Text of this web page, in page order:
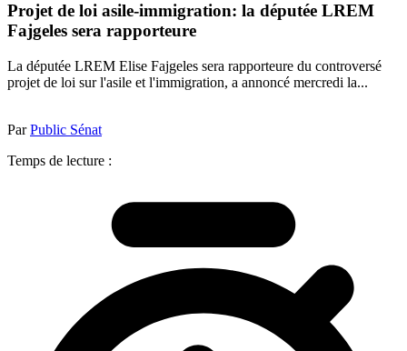
Projet de loi asile-immigration: la députée LREM
Fajgeles sera rapporteure
La députée LREM Elise Fajgeles sera rapporteure du controversé
projet de loi sur l'asile et l'immigration, a annoncé mercredi la...
ParPublic Sénat
Temps de lecture :